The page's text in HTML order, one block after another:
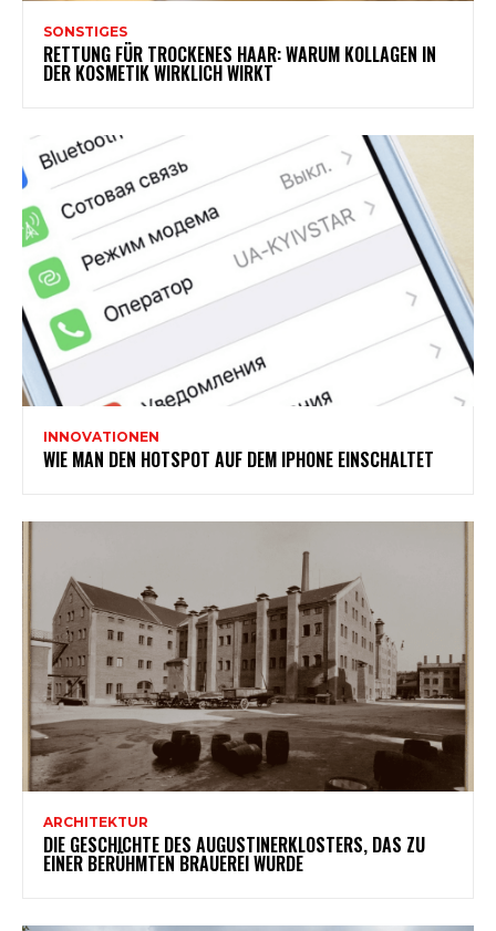
SONSTIGES
RETTUNG FÜR TROCKENES HAAR: WARUM KOLLAGEN IN
DER KOSMETIK WIRKLICH WIRKT
INNOVATIONEN
WIE MAN DEN HOTSPOT AUF DEM IPHONE EINSCHALTET
ARCHITEKTUR
DIE GESCHICHTE DES AUGUSTINERKLOSTERS, DAS ZU
EINER BERÜHMTEN BRAUEREI WURDE